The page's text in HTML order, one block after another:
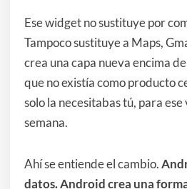
Ese widget no sustituye por
Tampoco sustituye a Maps,
crea una capa nueva encima
que no existía como producto
solo la necesitabas tú, para
semana.
Ahí se entiende el cambio.
datos. Android crea una